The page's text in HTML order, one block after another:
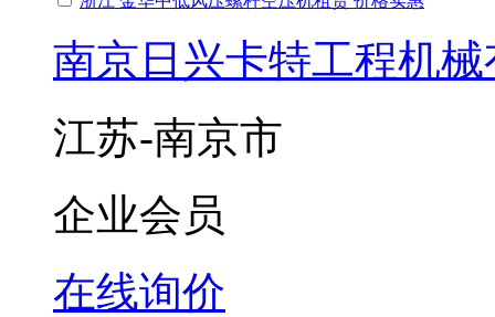
南京日兴卡特工程机
江苏-南京市
企业会员
在线询价